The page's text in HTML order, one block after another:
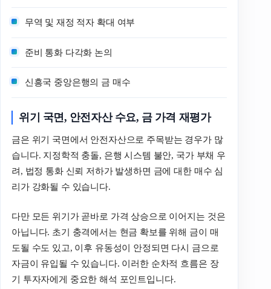
무역 및 재정 적자 확대 여부
준비 통화 다각화 논의
신흥국 중앙은행의 금 매수
위기 국면, 안전자산 수요, 금 가격 재평가
금은 위기 국면에서 안전자산으로 주목받는 경우가 많
습니다. 지정학적 충돌, 은행 시스템 불안, 국가 부채 우
려, 법정 통화 신뢰 저하가 발생하면 금에 대한 매수 심
리가 강화될 수 있습니다.
다만 모든 위기가 곧바로 가격 상승으로 이어지는 것은
아닙니다. 초기 충격에서는 현금 확보를 위해 금이 매
도될 수도 있고, 이후 유동성이 안정되면 다시 금으로
자금이 유입될 수 있습니다. 이러한 순차적 흐름은 장
기 투자자에게 중요한 해석 포인트입니다.